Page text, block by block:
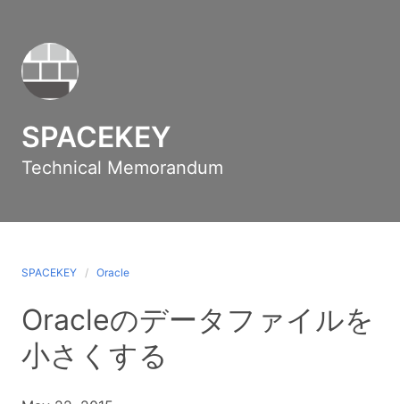
SPACEKEY
Technical Memorandum
SPACEKEY Oracle
Oracleのデータファイルを
小さくする